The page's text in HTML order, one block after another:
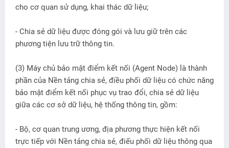
cho cơ quan sử dụng, khai thác dữ liệu;
- Chia sẻ dữ liệu được đóng gói và lưu giữ trên các
phương tiện lưu trữ thông tin.
(3) Máy chủ bảo mật điểm kết nối (Agent Node) là thành
phần của Nền tảng chia sẻ, điều phối dữ liệu có chức năng
bảo mật điểm kết nối phục vụ trao đổi, chia sẻ dữ liệu
giữa các cơ sở dữ liệu, hệ thống thông tin, gồm:
- Bộ, cơ quan trung ương, địa phương thực hiện kết nối
trực tiếp với Nền tảng chia sẻ, điếu phối dữ liệu thông qua